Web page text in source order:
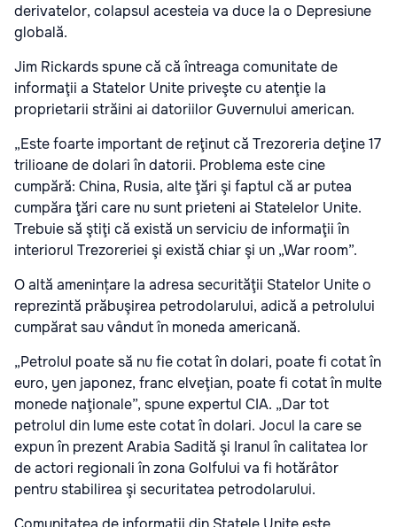
derivatelor, colapsul acesteia va duce la o Depresiune
globală.
Jim Rickards spune că că întreaga comunitate de
informaţii a Statelor Unite priveşte cu atenţie la
proprietarii străini ai datoriilor Guvernului american.
„Este foarte important de reţinut că Trezoreria deţine 17
trilioane de dolari în datorii. Problema este cine
cumpără: China, Rusia, alte ţări şi faptul că ar putea
cumpăra ţări care nu sunt prieteni ai Statelelor Unite.
Trebuie să ştiţi că există un serviciu de informaţii în
interiorul Trezoreriei şi există chiar şi un „War room”.
O altă amenințare la adresa securităţii Statelor Unite o
reprezintă prăbuşirea petrodolarului, adică a petrolului
cumpărat sau vândut în moneda americană.
„Petrolul poate să nu fie cotat în dolari, poate fi cotat în
euro, yen japonez, franc elveţian, poate fi cotat în multe
monede naţionale”, spune expertul CIA. „Dar tot
petrolul din lume este cotat în dolari. Jocul la care se
expun în prezent Arabia Sadită şi Iranul în calitatea lor
de actori regionali în zona Golfului va fi hotărâtor
pentru stabilirea şi securitatea petrodolarului.